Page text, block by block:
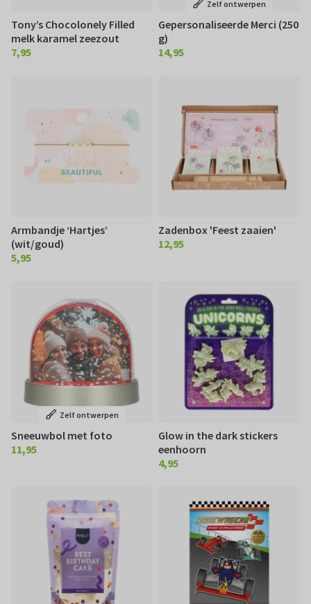
Tony’s Chocolonely Filled
melk karamel zeezout
€ 7,95
7,95
Zelf ontwerpen
Gepersonaliseerde Merci (250
g)
€ 14,95
14,95
Armbandje ‘Hartjes’
(wit/goud)
€ 5,95
5,95
Zadenbox 'Feest zaaien'
€ 12,95
12,95
Zelf ontwerpen
Sneeuwbol met foto
€ 11,95
11,95
Glow in the dark stickers
eenhoorn
€ 4,95
4,95